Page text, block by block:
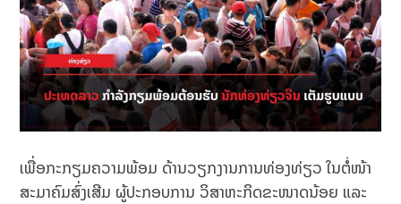
ເພື່ອກະກຽມຄວາມພ້ອມ ດ້ານວຽກງານການທ່ອງທ່ຽວ ໃນຕໍ່ໜ້າ
ສະມາຄົມສົ່ງເສີມ ຜູ້ປະກອບການ ວິສາຫະກິດຂະໜາດນ້ອຍ ແລະ